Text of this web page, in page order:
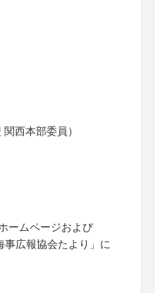
西本部委員）
ームページおよび
事広報協会たより」に